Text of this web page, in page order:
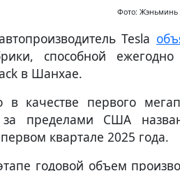
Фото: Жэньминь
Tesla
способной
в Шанхае.
в качестве первого
пределами США
квартале 2025 года.
годовой объем